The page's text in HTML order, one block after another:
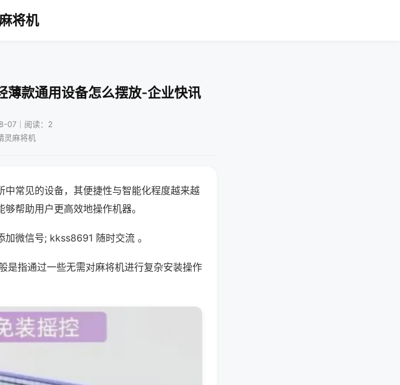
将机
薄款通用设备怎么摆放-企业快讯
07｜阅读：2
灵麻将机
中常见的设备，其便捷性与智能化程度越来越
帮助用户更高效地操作机器。
微信号; kkss8691 随时交流 。
是指通过一些无需对麻将机进行复杂安装操作